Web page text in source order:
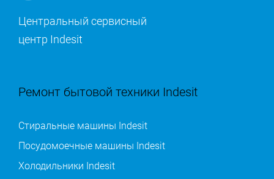
Центральный сервисный
центр Indesit
Ремонт бытовой техники Indesit
Стиральные машины Indesit
Посудомоечные машины Indesit
Холодильники Indesit